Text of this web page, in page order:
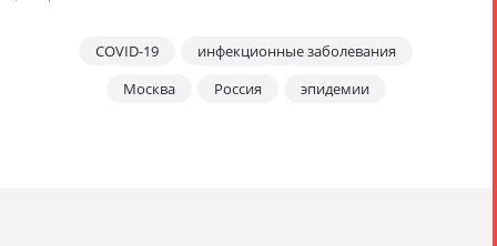
COVID-19
инфекционные заболевания
Москва
Россия эпидемии